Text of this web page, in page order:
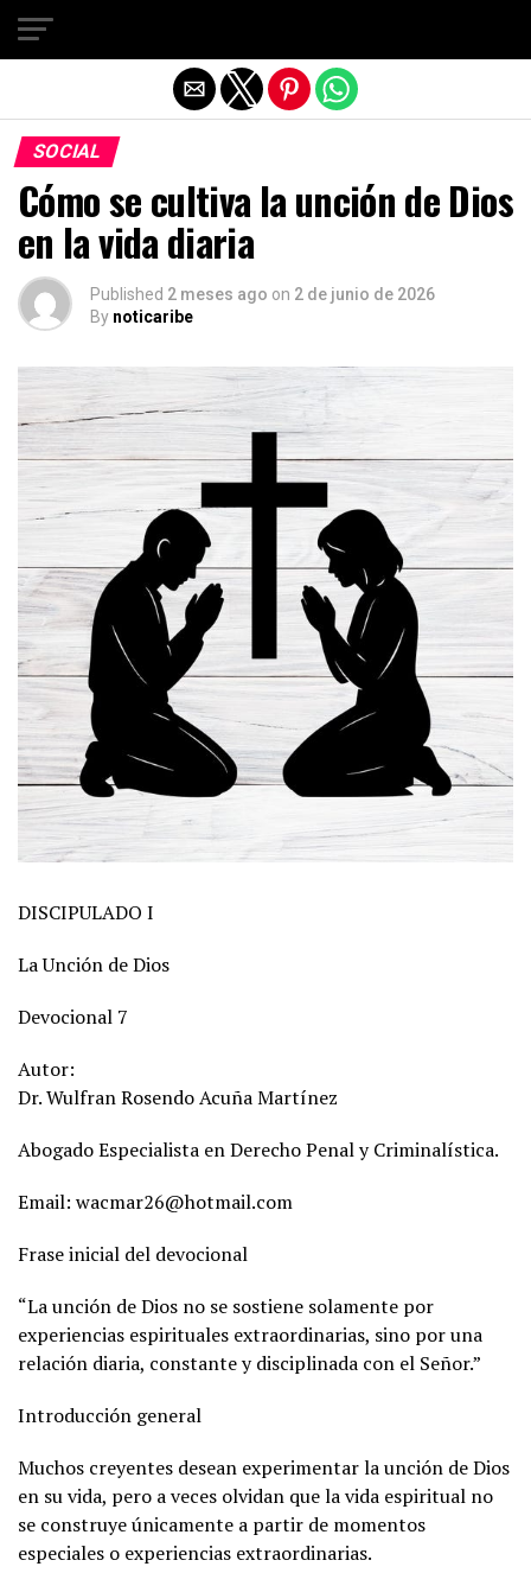
SOCIAL
Cómo se cultiva la unción de Dios
en la vida diaria
Published 2 meses ago on 2 de junio de 2026
By noticaribe
DISCIPULADO I
La Unción de Dios
Devocional 7
Autor:
Dr. Wulfran Rosendo Acuña Martínez
Abogado Especialista en Derecho Penal y Criminalística.
Email: wacmar26@hotmail.com
Frase inicial del devocional
“La unción de Dios no se sostiene solamente por
experiencias espirituales extraordinarias, sino por una
relación diaria, constante y disciplinada con el Señor.”
Introducción general
Muchos creyentes desean experimentar la unción de Dios
en su vida, pero a veces olvidan que la vida espiritual no
se construye únicamente a partir de momentos
especiales o experiencias extraordinarias.